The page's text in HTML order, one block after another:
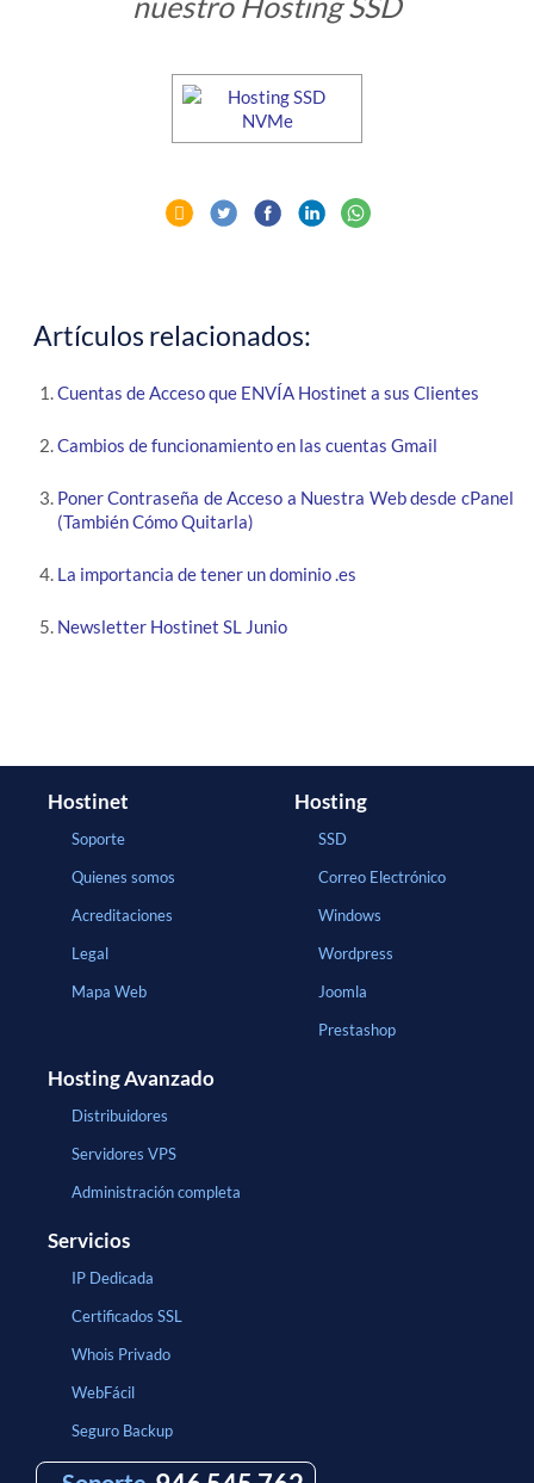
Artículos relacionados:
Cuentas de Acceso que ENVÍA Hostinet a sus Clientes
Cambios de funcionamiento en las cuentas Gmail
Poner Contraseña de Acceso a Nuestra Web desde cPanel
(También Cómo Quitarla)
La importancia de tener un dominio .es
Newsletter Hostinet SL Junio
Hostinet
Soporte
Quienes somos
Acreditaciones
Legal
Mapa Web
Hosting
SSD
Correo Electrónico
Windows
Wordpress
Joomla
Prestashop
Hosting Avanzado
Distribuidores
Servidores VPS
Administración completa
Servicios
IP Dedicada
Certificados SSL
Whois Privado
WebFácil
Seguro Backup